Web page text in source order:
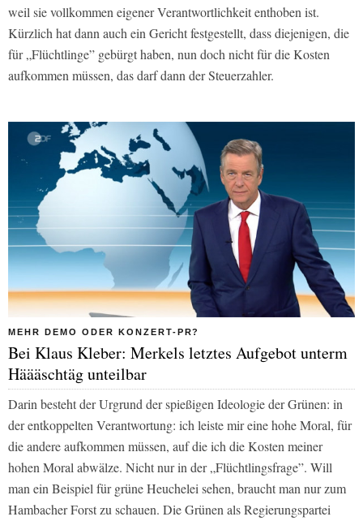
weil sie vollkommen eigener Verantwortlichkeit enthoben ist.
Kürzlich hat dann auch ein Gericht festgestellt, dass diejenigen, die
für „Flüchtlinge” gebürgt haben, nun doch nicht für die Kosten
aufkommen müssen, das darf dann der Steuerzahler.
MEHR DEMO ODER KONZERT-PR?
Bei Klaus Kleber: Merkels letztes Aufgebot unterm
Häääschtäg unteilbar
Darin besteht der Urgrund der spießigen Ideologie der Grünen: in
der entkoppelten Verantwortung: ich leiste mir eine hohe Moral, für
die andere aufkommen müssen, auf die ich die Kosten meiner
hohen Moral abwälze. Nicht nur in der „Flüchtlingsfrage”. Will
man ein Beispiel für grüne Heuchelei sehen, braucht man nur zum
Hambacher Forst zu schauen. Die Grünen als Regierungspartei